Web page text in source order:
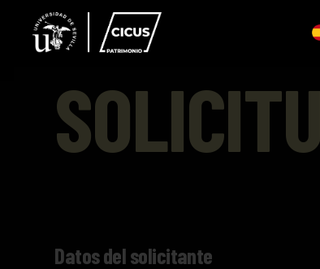
Datos del solicitante